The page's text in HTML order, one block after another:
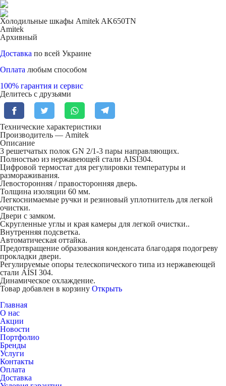
Холодильные шкафы Amitek AK650TN
Amitek
Архивный
Доставка по всей Украине
Оплата любым способом
100% гарантия и сервис
Делитесь с друзьями
Технические характеристики
Производитель — Amitek
Описание
3 решетчатых полок GN 2/1-3 пары направляющих.
Полностью из нержавеющей стали AISI304.
Цифровой термостат для регулировки температуры и
размораживания.
Левосторонняя / правосторонняя дверь.
Толщина изоляции 60 мм.
Легкоснимаемые ручки и резиновый уплотнитель для легкой
очистки.
Двери с замком.
Скругленные углы и края камеры для легкой очистки..
Внутренняя подсветка.
Автоматическая оттайка.
Предотвращение образования конденсата благодаря подогреву
прокладки двери.
Регулируемые опоры телескопического типа из нержавеющей
стали AISI 304.
Динамическое охлаждение.
Товар добавлен в корзину Открыть
Главная
О нас
Акции
Новости
Портфолио
Бренды
Услуги
Контакты
Оплата
Доставка